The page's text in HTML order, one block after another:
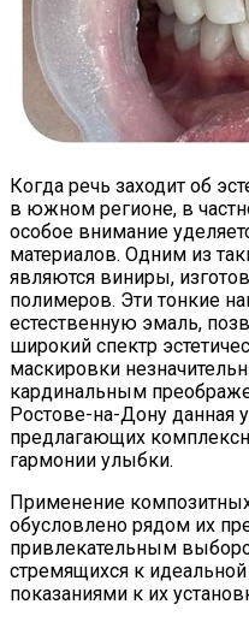
Когда речь заходит об
в южном регионе, в
особое внимание
материалов. Одним из
являются виниры,
полимеров. Эти тонкие
естественную эмаль,
широкий спектр
маскировки
кардинальным
Ростове-на-Дону данная
предлагающих
гармонии улыбки.
Применение
обусловлено рядом их
привлекательным
стремящихся к
показаниями к их